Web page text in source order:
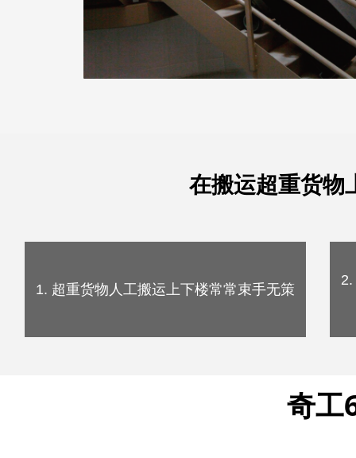
在搬运超重货物
1. 超重货物人工搬运上下楼常常束手无策
奇工